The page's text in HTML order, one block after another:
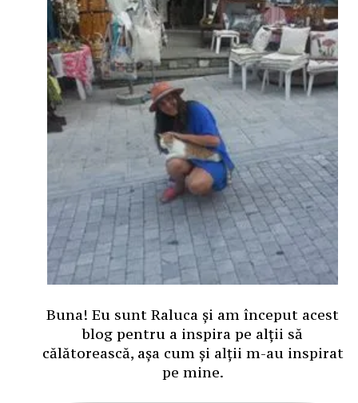
Buna! Eu sunt Raluca și am început acest
blog pentru a inspira pe alții să
călătorească, așa cum și alții m-au inspirat
pe mine.